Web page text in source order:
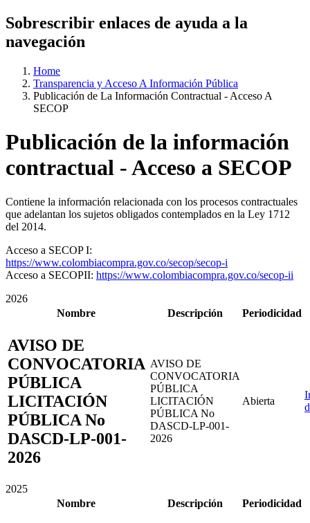
Sobrescribir enlaces de ayuda a la
navegación
Home
Transparencia y Acceso A Información Pública
Publicación de La Información Contractual - Acceso A
SECOP
Publicación de la información
contractual - Acceso a SECOP
Contiene la información relacionada con los procesos contractuales
que adelantan los sujetos obligados contemplados en la Ley 1712
del 2014.
Acceso a SECOP I:
https://www.colombiacompra.gov.co/secop/secop-i
Acceso a SECOPII: https://www.colombiacompra.gov.co/secop-ii
2026
Nombre
Descripción Periodicidad
AVISO DE
CONVOCATORIA
PÚBLICA
LICITACIÓN
PÚBLICA No
DASCD-LP-001-
2026
AVISO DE
CONVOCATORIA
PÚBLICA
LICITACIÓN
PÚBLICA No
DASCD-LP-001-
2026
Abierta
2025
Nombre
Descripción Periodicidad